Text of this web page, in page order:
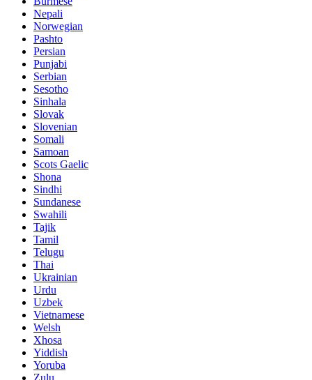
Nepali
Norwegian
Pashto
Persian
Punjabi
Serbian
Sesotho
Sinhala
Slovak
Slovenian
Somali
Samoan
Scots Gaelic
Shona
Sindhi
Sundanese
Swahili
Tajik
Tamil
Telugu
Thai
Ukrainian
Urdu
Uzbek
Vietnamese
Welsh
Xhosa
Yiddish
Yoruba
Zulu